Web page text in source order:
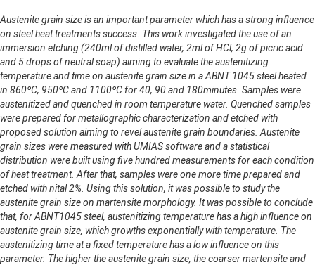
Austenite grain size is an important parameter which has a strong influence
on steel heat treatments success. This work investigated the use of an
immersion etching (240ml of distilled water, 2ml of HCl, 2g of picric acid
and 5 drops of neutral soap) aiming to evaluate the austenitizing
temperature and time on austenite grain size in a ABNT 1045 steel heated
in 860ºC, 950ºC and 1100ºC for 40, 90 and 180minutes. Samples were
austenitized and quenched in room temperature water. Quenched samples
were prepared for metallographic characterization and etched with
proposed solution aiming to revel austenite grain boundaries. Austenite
grain sizes were measured with UMIAS software and a statistical
distribution were built using five hundred measurements for each condition
of heat treatment. After that, samples were one more time prepared and
etched with nital 2%. Using this solution, it was possible to study the
austenite grain size on martensite morphology. It was possible to conclude
that, for ABNT1045 steel, austenitizing temperature has a high influence on
austenite grain size, which growths exponentially with temperature. The
austenitizing time at a fixed temperature has a low influence on this
parameter. The higher the austenite grain size, the coarser martensite and